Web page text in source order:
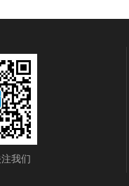
我们